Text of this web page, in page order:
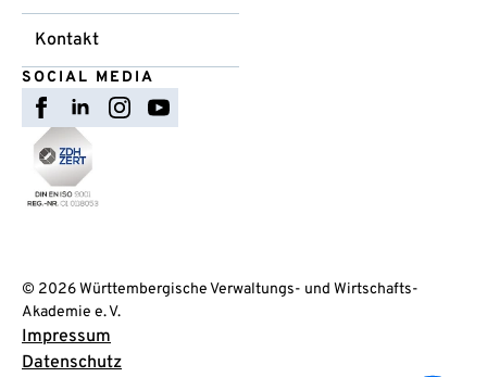
Kontakt
SOCIAL MEDIA
© 2026 Württembergische Verwaltungs- und Wirtschafts-
Akademie e. V.
Impressum
Datenschutz